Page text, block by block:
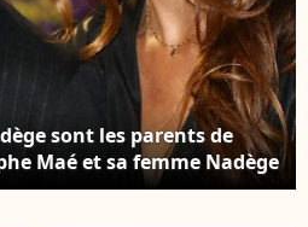
sont les parents de
Maé et sa femme Nadège
rouge des NRJ Music